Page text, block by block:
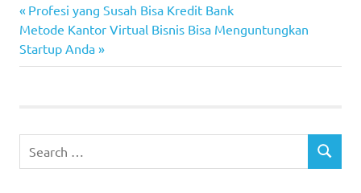
Post
navigation
Previous
Post:
Profesi yang Susah Bisa Kredit Bank
Next
Post:
Metode Kantor Virtual Bisnis Bisa Menguntungkan
Startup Anda
for:
SEARCH